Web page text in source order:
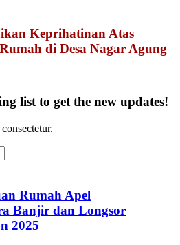
Keprihatinan Atas
di Desa Nagar Agung
list to get the new updates!
Rumah Apel
Banjir dan Longsor
2025